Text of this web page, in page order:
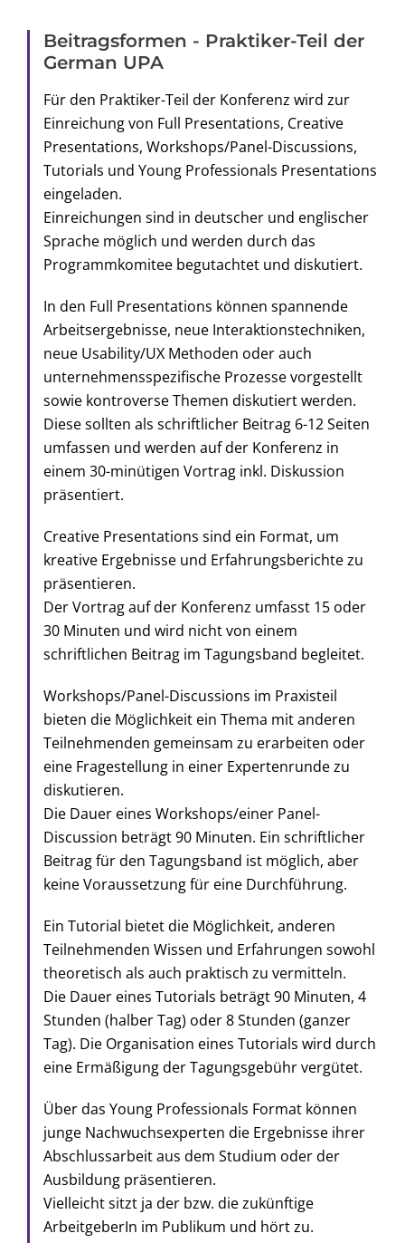
Beitragsformen - Praktiker-Teil der
German UPA
Für den Praktiker-Teil der Konferenz wird zur
Einreichung von Full Presentations, Creative
Presentations, Workshops/Panel-Discussions,
Tutorials und Young Professionals Presentations
eingeladen.
Einreichungen sind in deutscher und englischer
Sprache möglich und werden durch das
Programmkomitee begutachtet und diskutiert.
In den Full Presentations können spannende
Arbeitsergebnisse, neue Interaktionstechniken,
neue Usability/UX Methoden oder auch
unternehmensspezifische Prozesse vorgestellt
sowie kontroverse Themen diskutiert werden.
Diese sollten als schriftlicher Beitrag 6-12 Seiten
umfassen und werden auf der Konferenz in
einem 30-minütigen Vortrag inkl. Diskussion
präsentiert.
Creative Presentations sind ein Format, um
kreative Ergebnisse und Erfahrungsberichte zu
präsentieren.
Der Vortrag auf der Konferenz umfasst 15 oder
30 Minuten und wird nicht von einem
schriftlichen Beitrag im Tagungsband begleitet.
Workshops/Panel-Discussions im Praxisteil
bieten die Möglichkeit ein Thema mit anderen
Teilnehmenden gemeinsam zu erarbeiten oder
eine Fragestellung in einer Expertenrunde zu
diskutieren.
Die Dauer eines Workshops/einer Panel-
Discussion beträgt 90 Minuten. Ein schriftlicher
Beitrag für den Tagungsband ist möglich, aber
keine Voraussetzung für eine Durchführung.
Ein Tutorial bietet die Möglichkeit, anderen
Teilnehmenden Wissen und Erfahrungen sowohl
theoretisch als auch praktisch zu vermitteln.
Die Dauer eines Tutorials beträgt 90 Minuten, 4
Stunden (halber Tag) oder 8 Stunden (ganzer
Tag). Die Organisation eines Tutorials wird durch
eine Ermäßigung der Tagungsgebühr vergütet.
Über das Young Professionals Format können
junge Nachwuchsexperten die Ergebnisse ihrer
Abschlussarbeit aus dem Studium oder der
Ausbildung präsentieren.
Vielleicht sitzt ja der bzw. die zukünftige
ArbeitgeberIn im Publikum und hört zu.